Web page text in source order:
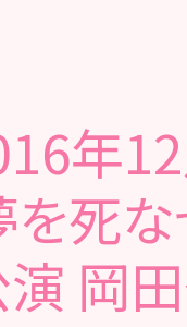
年12
を死
岡